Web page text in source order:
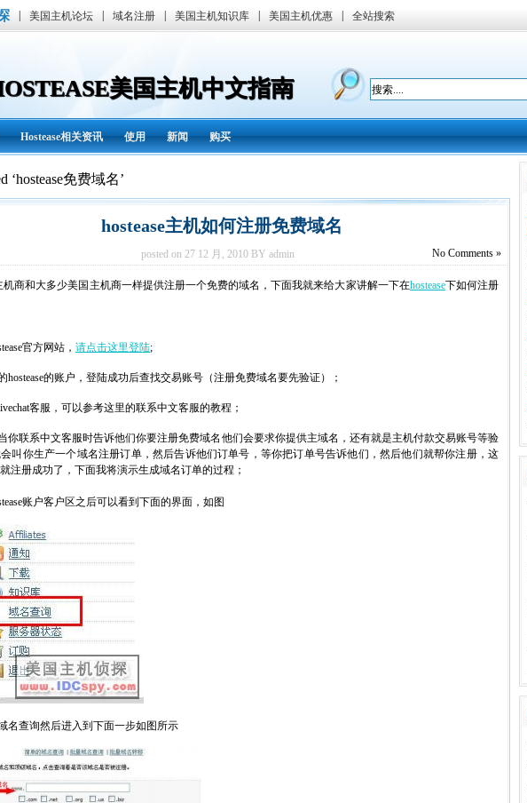
美国主机论坛 域名注册 美国主机知识库 美国主机优惠 全站搜索
美国主机中文指南
Hostease相关资讯 使用 新闻 购买
‘hostease免费域名’
hostease主机如何注册免费域名
posted on 27 12 月, 2010 BY admin No Comments »
机商和大多少美国主机商一样提供注册一个免费的域名，下面我就来给大家讲解一下在hostease下如何注册
官方网站， 请点击这里登陆;
hostease的账户，登陆成功后查找交易账号（注册免费域名要先验证）；
客服，可以参考这里的联系中文客服的教程；
你联系中文客服时告诉他们你要注册免费域名他们会要求你提供主域名，还有就是主机付款交易账号等验
叫你生产一个域名注册订单，然后告诉他们订单号，等你把订单号告诉他们，然后他们就帮你注册，这
注册成功了，下面我将演示生成域名订单的过程；
账户客户区之后可以看到下面的界面，如图
名查询然后进入到下面一步如图所示